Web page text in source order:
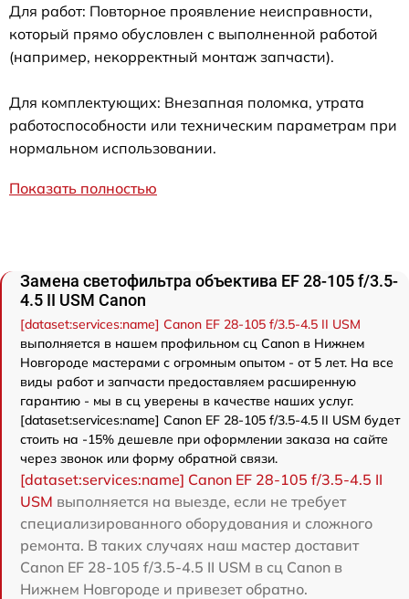
Для работ: Повторное проявление неисправности,
который прямо обусловлен с выполненной работой
(например, некорректный монтаж запчасти).
Для комплектующих: Внезапная поломка, утрата
работоспособности или техническим параметрам при
нормальном использовании.
Показать полностью
Замена светофильтра объектива EF 28-105 f/3.5-
4.5 II USM Canon
[dataset:services:name] Canon EF 28-105 f/3.5-4.5 II USM
выполняется в нашем профильном сц Canon в Нижнем
Новгороде мастерами с огромным опытом - от 5 лет. На все
виды работ и запчасти предоставляем расширенную
гарантию - мы в сц уверены в качестве наших услуг.
[dataset:services:name] Canon EF 28-105 f/3.5-4.5 II USM будет
стоить на -15% дешевле при оформлении заказа на сайте
через звонок или форму обратной связи.
[dataset:services:name] Canon EF 28-105 f/3.5-4.5 II
USM выполняется на выезде, если не требует
специализированного оборудования и сложного
ремонта. В таких случаях наш мастер доставит
Canon EF 28-105 f/3.5-4.5 II USM в сц Canon в
Нижнем Новгороде и привезет обратно.